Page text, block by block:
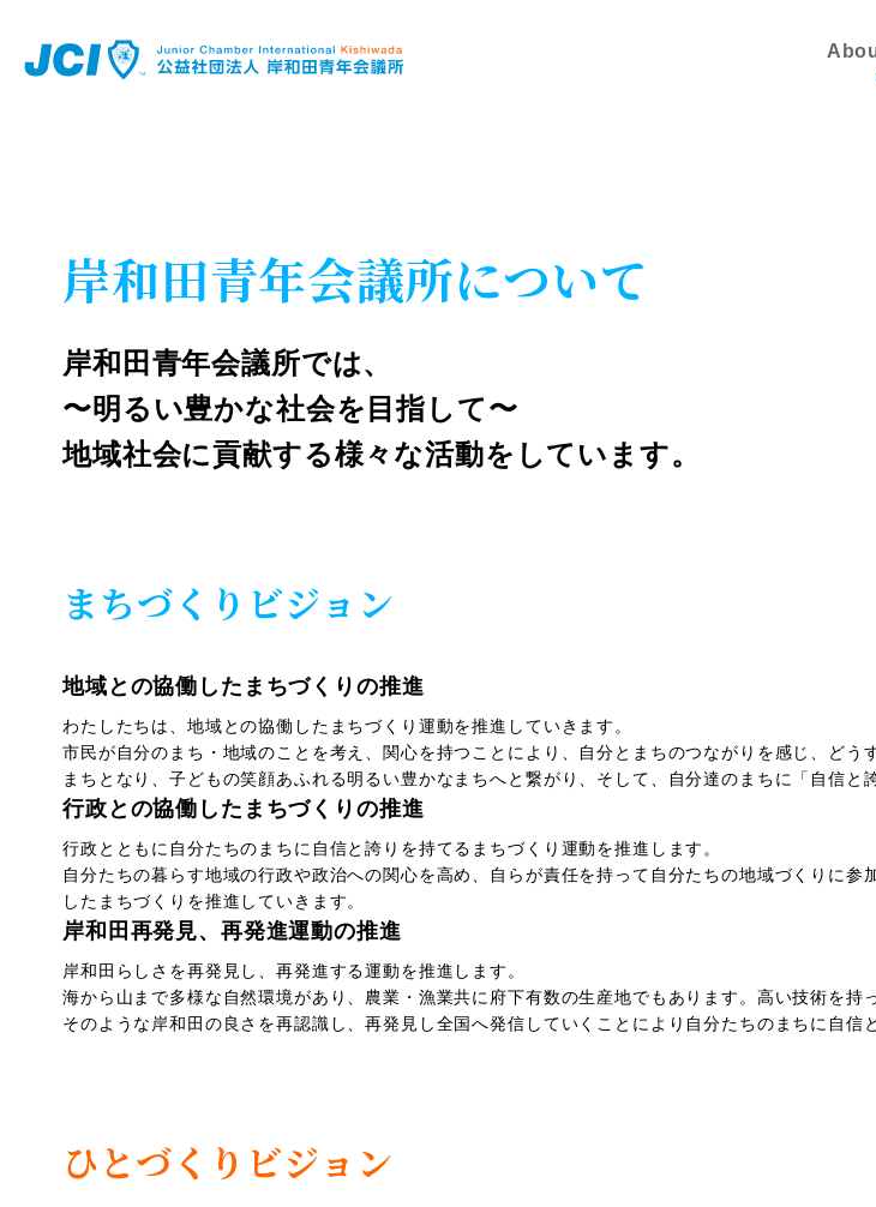
岸和田青年会議所について
岸和田青年会議所では、
〜明るい豊かな社会を目指して〜
地域社会に貢献する様々な活動をしています。
まちづくりビジョン
地域との協働したまちづくりの推進
わたしたちは、地域との協働したまちづくり運動を推進していきます。
市民が自分のまち・地域のことを考え、関心を持つことにより、自分とまちのつながりを感じ、ど
まちとなり、子どもの笑顔あふれる明るい豊かなまちへと繋がり、そして、自分達のまちに「自信と
行政との協働したまちづくりの推進
行政とともに自分たちのまちに自信と誇りを持てるまちづくり運動を推進します。
自分たちの暮らす地域の行政や政治への関心を高め、自らが責任を持って自分たちの地域づくりに
したまちづくりを推進していきます。
岸和田再発見、再発進運動の推進
岸和田らしさを再発見し、再発進する運動を推進します。
海から山まで多様な自然環境があり、農業・漁業共に府下有数の生産地でもあります。高い技術を持
そのような岸和田の良さを再認識し、再発見し全国へ発信していくことにより自分たちのまちに自信
ひとづくりビジョン